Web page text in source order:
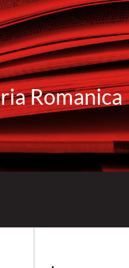
Romanica